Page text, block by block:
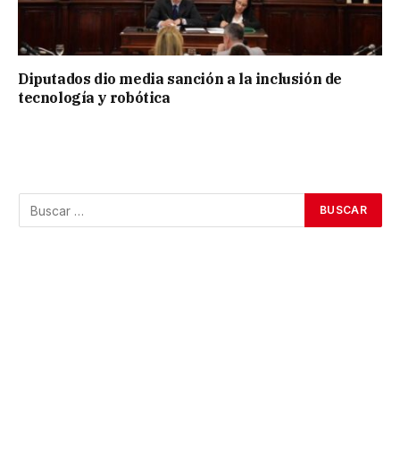
Diputados dio media sanción a la inclusión de
tecnología y robótica